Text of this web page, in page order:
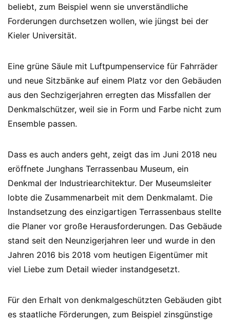
beliebt, zum Beispiel wenn sie unverständliche
Forderungen durchsetzen wollen, wie jüngst bei der
Kieler Universität.
Eine grüne Säule mit Luftpumpenservice für Fahrräder
und neue Sitzbänke auf einem Platz vor den Gebäuden
aus den Sechzigerjahren erregten das Missfallen der
Denkmalschützer, weil sie in Form und Farbe nicht zum
Ensemble passen.
Dass es auch anders geht, zeigt das im Juni 2018 neu
eröffnete Junghans Terrassenbau Museum, ein
Denkmal der Industriearchitektur. Der Museumsleiter
lobte die Zusammenarbeit mit dem Denkmalamt. Die
Instandsetzung des einzigartigen Terrassenbaus stellte
die Planer vor große Herausforderungen. Das Gebäude
stand seit den Neunzigerjahren leer und wurde in den
Jahren 2016 bis 2018 vom heutigen Eigentümer mit
viel Liebe zum Detail wieder instandgesetzt.
Für den Erhalt von denkmalgeschützten Gebäuden gibt
es staatliche Förderungen, zum Beispiel zinsgünstige